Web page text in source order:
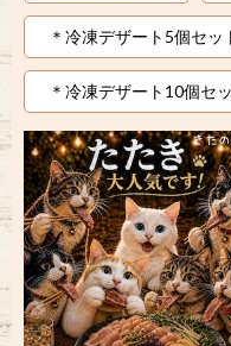
＊冷凍デザート5個セッ
＊冷凍デザート10個セ